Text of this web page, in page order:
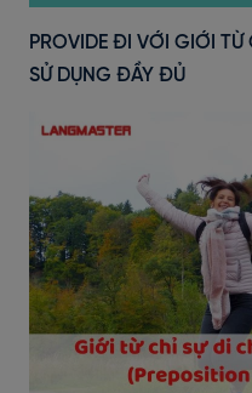
PROVIDE ĐI VỚI GIỚI
SỬ DỤNG ĐẦY ĐỦ